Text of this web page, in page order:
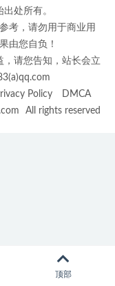
处所有。
考，请勿用于商业用
由您自负！
请您告知，站长会立
Policy
DMCA
All rights reserved
顶部